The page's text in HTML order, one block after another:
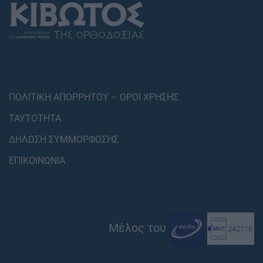
ΠΟΛΙΤΙΚΗ ΑΠΟΡΡΗΤΟΥ – ΟΡΟΙ ΧΡΗΣΗΣ
ΤΑΥΤΟΤΗΤΑ
ΔΗΛΩΣΗ ΣΥΜΜΟΡΦΩΣΗΣ
ΕΠΙΚΟΙΝΩΝΙΑ
Μέλος του